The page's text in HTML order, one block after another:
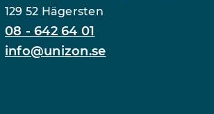
129 52 Hägersten
08 - 642 64 01
info@unizon.se